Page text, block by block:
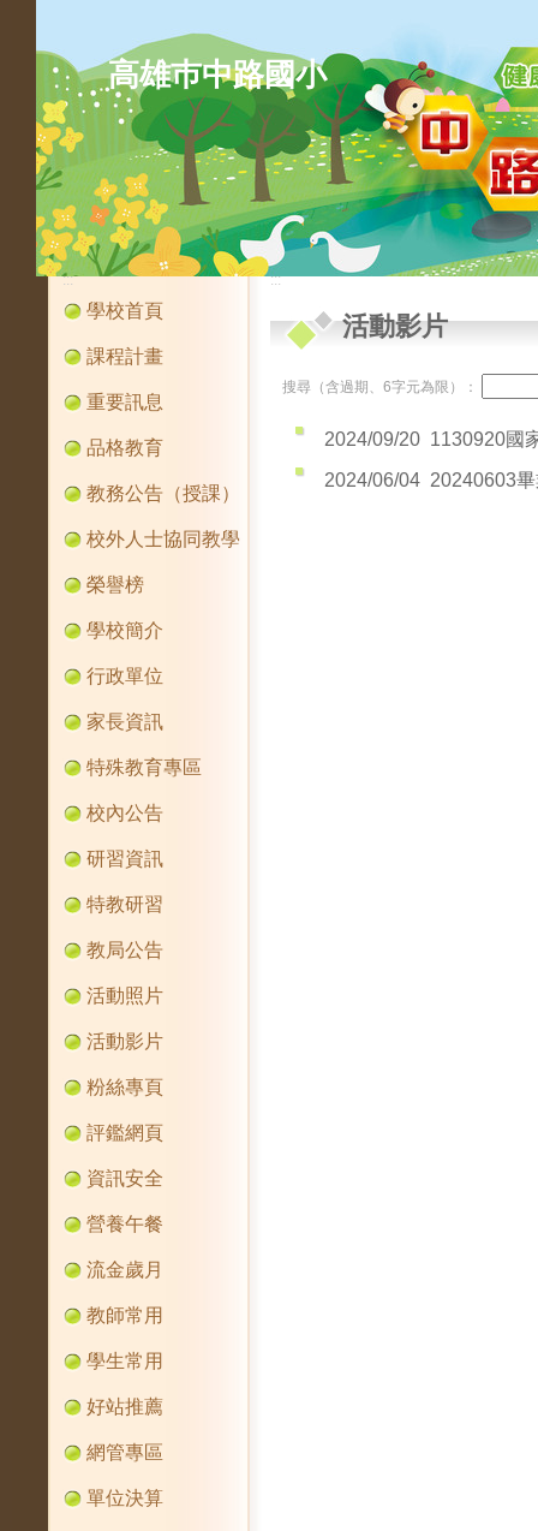
高雄巿中路國小
:::
學校首頁
課程計畫
重要訊息
品格教育
教務公告（授課）
校外人士協同教學
榮譽榜
學校簡介
行政單位
家長資訊
特殊教育專區
校內公告
研習資訊
特教研習
教局公告
活動照片
活動影片
粉絲專頁
評鑑網頁
資訊安全
營養午餐
流金歲月
教師常用
學生常用
好站推薦
網管專區
單位決算
:::
活動影片
搜尋（含過期、6字元為限）：
2024/09/20 1130920國
2024/06/04 20240603